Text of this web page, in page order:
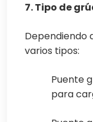
7. Tipo de
Dependiendo
varios tipos:
Puente
para